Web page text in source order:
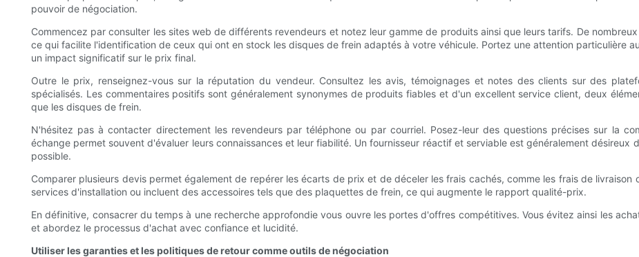
pouvoir de négociation.
Commencez par consulter les sites web de différents revendeurs et notez leur gamme de produits ainsi que leurs tarifs. De
ce qui facilite l'identification de ceux qui ont en stock les disques de frein adaptés à votre véhicule. Portez une attention particulière
un impact significatif sur le prix final.
Outre le prix, renseignez-vous sur la réputation du vendeur. Consultez les avis, témoignages et notes des clients sur des
spécialisés. Les commentaires positifs sont généralement synonymes de produits fiables et d'un excellent service client, deux
que les disques de frein.
N'hésitez pas à contacter directement les revendeurs par téléphone ou par courriel. Posez-leur des questions précises sur la
échange permet souvent d'évaluer leurs connaissances et leur fiabilité. Un fournisseur réactif et serviable est généralement
possible.
Comparer plusieurs devis permet également de repérer les écarts de prix et de déceler les frais cachés, comme les frais de
services d'installation ou incluent des accessoires tels que des plaquettes de frein, ce qui augmente le rapport qualité-prix.
En définitive, consacrer du temps à une recherche approfondie vous ouvre les portes d'offres compétitives. Vous évitez ainsi les
et abordez le processus d'achat avec confiance et lucidité.
Utiliser les garanties et les politiques de retour comme outils de négociation